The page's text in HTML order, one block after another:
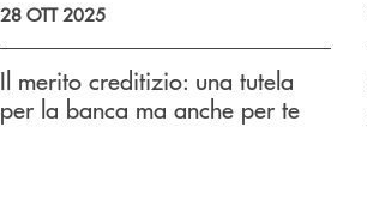
28 OTT 2025
Il merito creditizio: una tutela
per la banca ma anche per te